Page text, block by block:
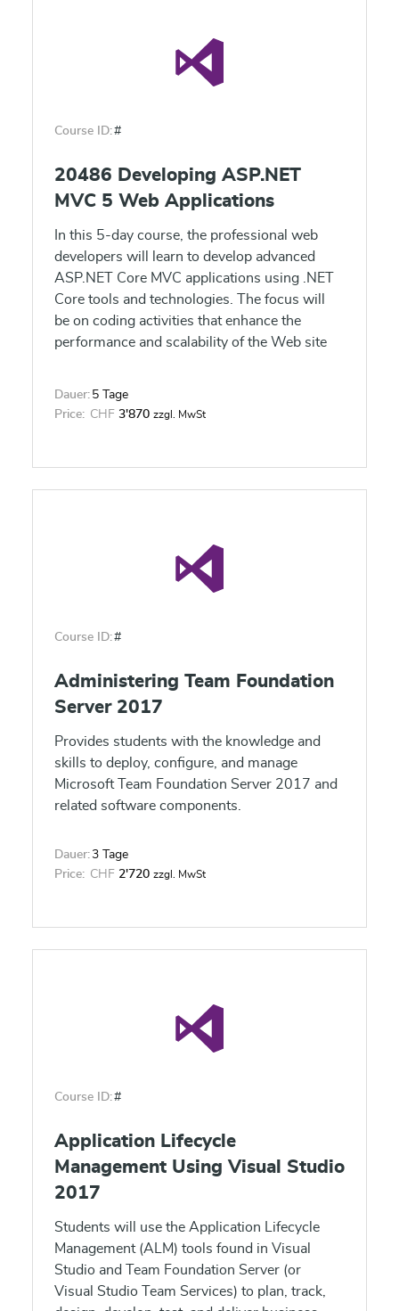
Course ID:#
20486 Developing ASP.NET
MVC 5 Web Applications
In this 5-day course, the professional web
developers will learn to develop advanced
ASP.NET Core MVC applications using .NET
Core tools and technologies. The focus will
be on coding activities that enhance the
performance and scalability of the Web site
Dauer: 5 Tage
Price: CHF 3'870 zzgl. MwSt
Course ID:#
Administering Team Foundation
Server 2017
Provides students with the knowledge and
skills to deploy, configure, and manage
Microsoft Team Foundation Server 2017 and
related software components.
Dauer: 3 Tage
Price: CHF 2'720 zzgl. MwSt
Course ID:#
Application Lifecycle
Management Using Visual Studio
2017
Students will use the Application Lifecycle
Management (ALM) tools found in Visual
Studio and Team Foundation Server (or
Visual Studio Team Services) to plan, track,